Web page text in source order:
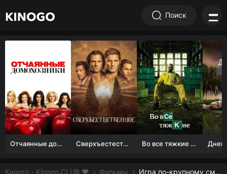
Поиск
Отчаянные домохозяйки (1 сезон) Сверхъестественное Во все тяжкие 1-5 сезон
Киного - Kinogo.CLUB ❤️ Фильмы Игра по-крупному смотреть онлайн бесплатно